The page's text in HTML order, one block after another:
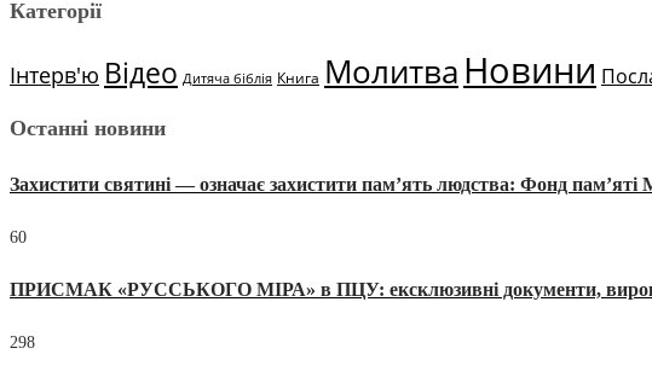
Категорії
Інтерв'ю Відео Дитяча біблія Книга МолитваНовини
Останні новини
Захистити святині — означає захистити пам’ять людства: Фонд
60
ПРИСМАК «РУССЬКОГО МІРА» в ПЦУ: ексклюзивні документи, вирок і
298